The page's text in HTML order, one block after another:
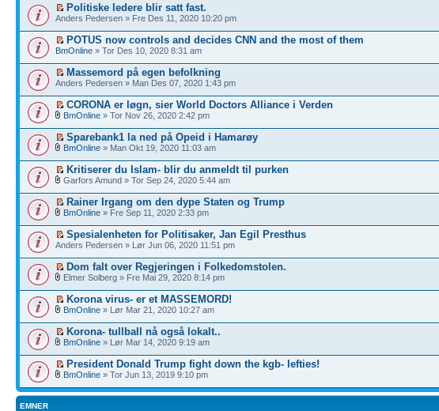
Politiske ledere blir satt fast.
Anders Pedersen » Fre Des 11, 2020 10:20 pm
POTUS now controls and decides CNN and the most of them
BmOnline » Tor Des 10, 2020 8:31 am
Massemord på egen befolkning
Anders Pedersen » Man Des 07, 2020 1:43 pm
CORONA er løgn, sier World Doctors Alliance i Verden
BmOnline » Tor Nov 26, 2020 2:42 pm
Sparebank1 la ned på Opeid i Hamarøy
BmOnline » Man Okt 19, 2020 11:03 am
Kritiserer du Islam- blir du anmeldt til purken
Garfors Amund » Tor Sep 24, 2020 5:44 am
Rainer Irgang om den dype Staten og Trump
BmOnline » Fre Sep 11, 2020 2:33 pm
Spesialenheten for Politisaker, Jan Egil Presthus
Anders Pedersen » Lør Jun 06, 2020 11:51 pm
Dom falt over Regjeringen i Folkedomstolen.
Elmer Solberg » Fre Mai 29, 2020 8:14 pm
Korona virus- er et MASSEMORD!
BmOnline » Lør Mar 21, 2020 10:27 am
Korona- tullball nå også lokalt..
BmOnline » Lør Mar 14, 2020 9:19 am
President Donald Trump fight down the kgb- lefties!
BmOnline » Tor Jun 13, 2019 9:10 pm
EMNER